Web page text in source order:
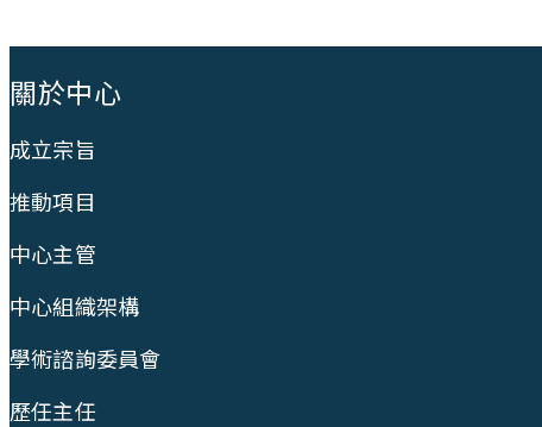
關於中心
成立宗旨
推動項目
中心主管
中心組織架構
學術諮詢委員會
歷任主任